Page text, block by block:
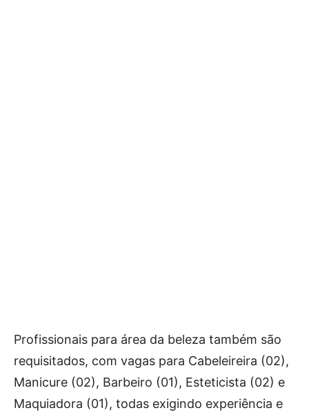
Profissionais para área da beleza também são
requisitados, com vagas para Cabeleireira (02),
Manicure (02), Barbeiro (01), Esteticista (02) e
Maquiadora (01), todas exigindo experiência e